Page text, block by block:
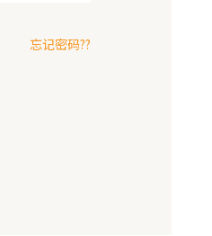
忘记密码??